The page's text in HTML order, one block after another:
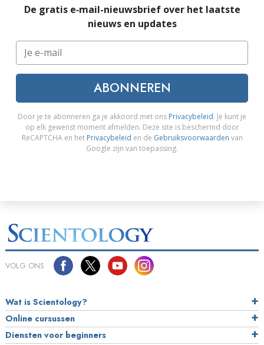
De gratis e‑mail-nieuwsbrief over het laatste
nieuws en updates
ABONNEREN
Door je te abonneren ga je akkoord met ons Privacybeleid. Je kunt je
op elk gewenst moment afmelden. Deze site is beschermd door
ReCAPTCHA en het Privacybeleid en de Gebruiksvoorwaarden van
Google zijn van toepassing.
VOLG ONS
Wat is Scientology?
Online cursussen
Diensten voor beginners